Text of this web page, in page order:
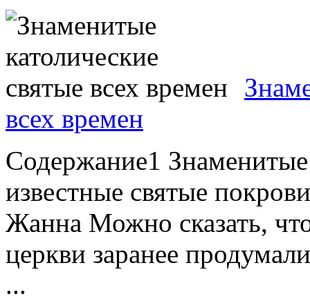
всех времен
Содержание1
известные святые
Жанна Можно сказать,
церкви заранее
...